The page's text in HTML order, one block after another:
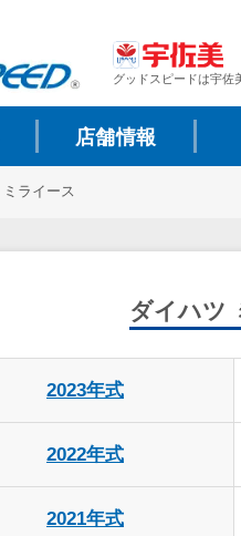
グッドスピードは宇佐
店舗情報
ミライース
ダイハツ
2023年式
2022年式
2021年式